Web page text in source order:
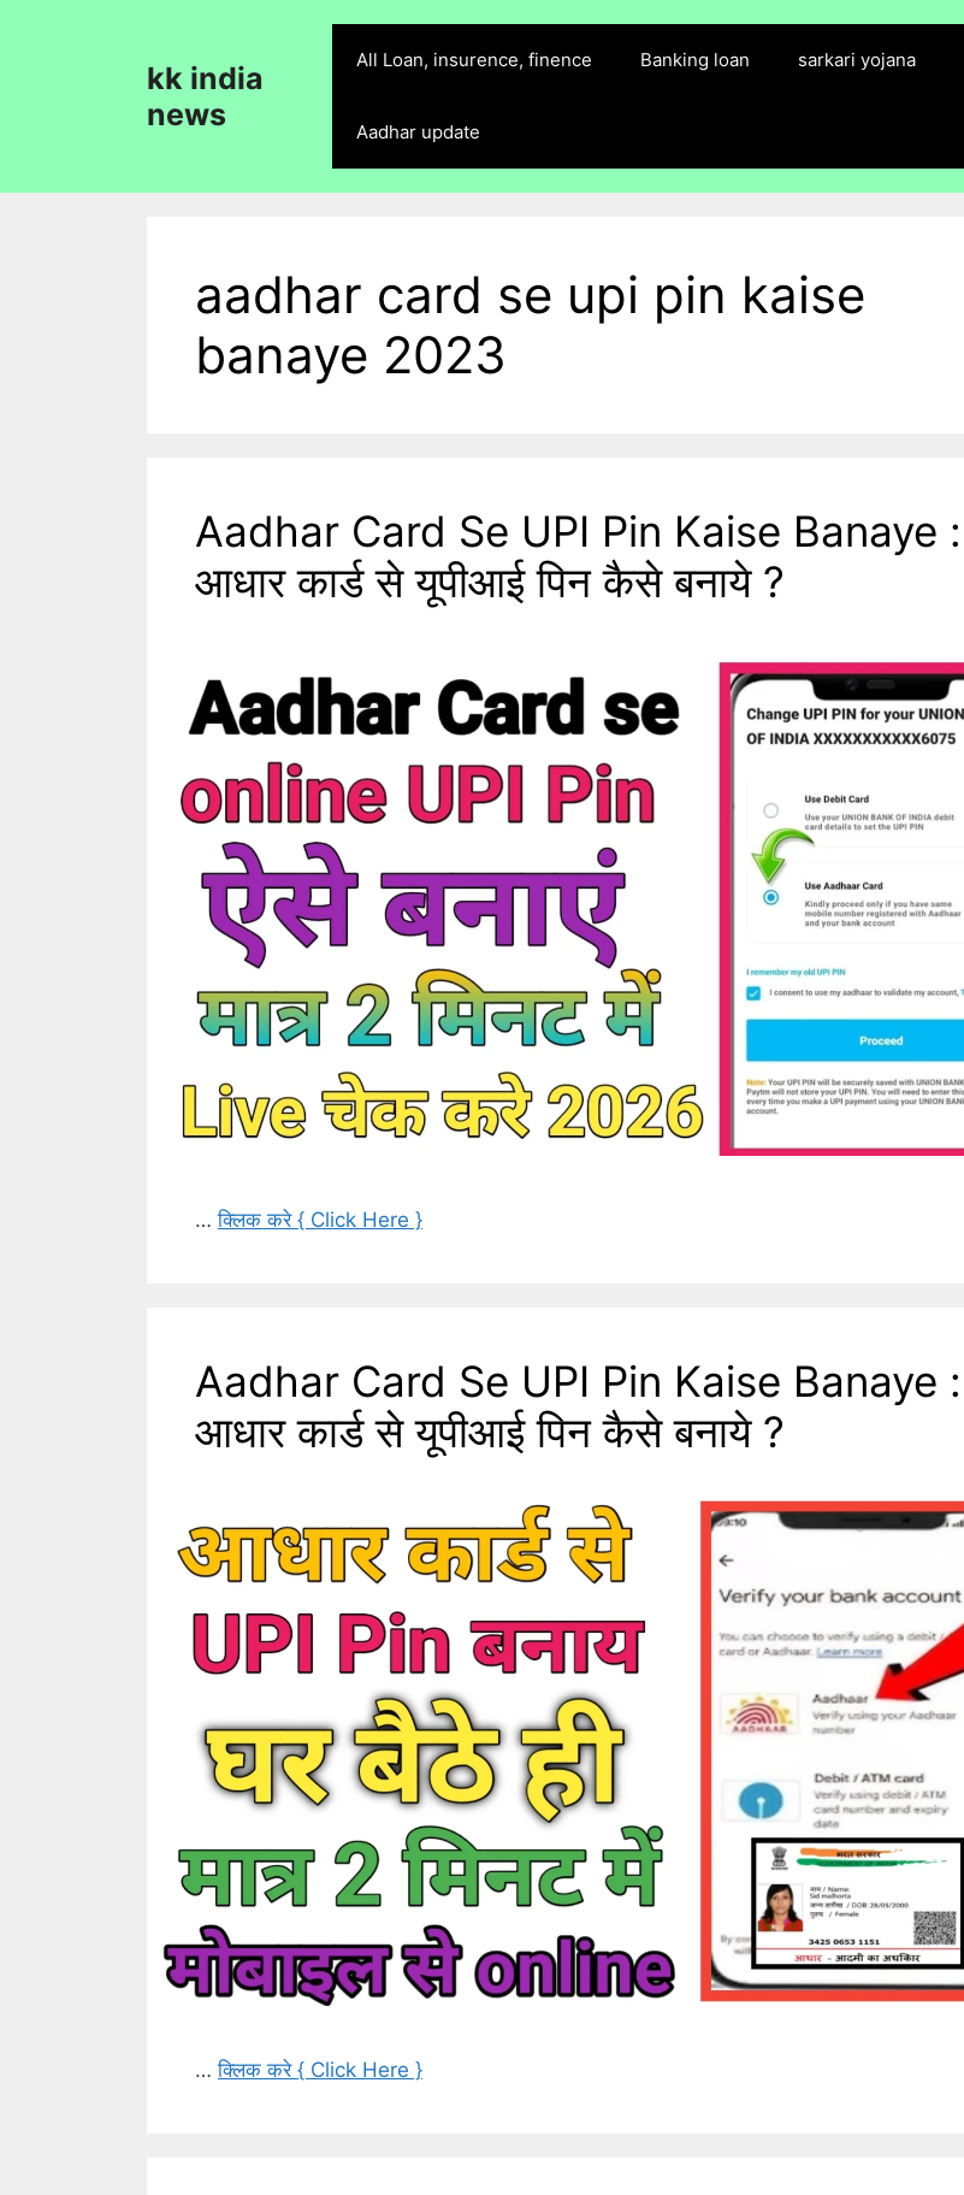
kk india
news
All Loan, insurence, finence Banking loan sarkari yojana
Aadhar update
aadhar card se upi pin kaise
banaye 2023
Aadhar Card Se UPI Pin Kaise Banaye :
आधार कार्ड से यूपीआई पिन कैसे बनाये ?
…क्लिक करे { Click Here }
Aadhar Card Se UPI Pin Kaise Banaye :
आधार कार्ड से यूपीआई पिन कैसे बनाये ?
…क्लिक करे { Click Here }